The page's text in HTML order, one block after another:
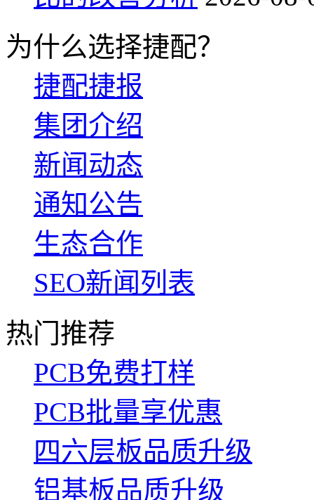
为什么选择捷配？
捷配捷报
集团介绍
新闻动态
通知公告
生态合作
SEO新闻列表
热门推荐
PCB免费打样
PCB批量享优惠
四六层板品质升级
铝基板品质升级